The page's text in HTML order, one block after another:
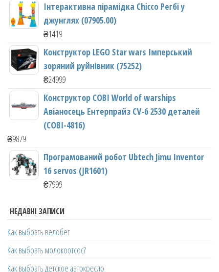
Інтерактивна пірамідка Chicco Регбі у
джунглях (07905.00)
₴1419
Конструктор LEGO Star wars Імперський
зоряний руйнівник (75252)
₴24999
Конструктор COBI World of warships
Авіаносець Ентерпрайз CV-6 2530 деталей
(COBI-4816)
₴9879
Програмований робот Ubtech Jimu Inventor
16 servos (JR1601)
₴7999
НЕДАВНІ ЗАПИСИ
Как выбрать велобег
Как выбрать молокоотсос?
Как выбрать детское автокресло